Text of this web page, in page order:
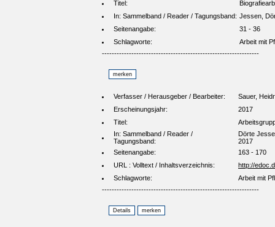
Titel:
In: Sammelband / Reader / Tagungsband: Jessen,
Seitenangabe:
31 - 36
Schlagworte:
Arbeit mit
----------------------------------------------------------------
Verfasser / Herausgeber / Bearbeiter:
Sauer,
Erscheinungsjahr:
2017
Titel:
In: Sammelband / Reader /
Tagungsband:
Dörte
2017
Seitenangabe:
163 - 170
URL : Volltext / Inhaltsverzeichnis:
http://
Schlagworte:
Arbeit mit
----------------------------------------------------------------